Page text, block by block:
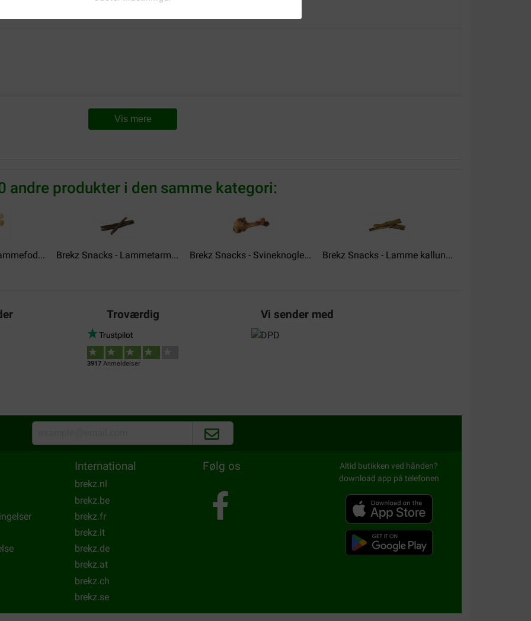
Vis mere
andre produkter i den samme kategori:
Brekz Snacks - Lammetarm... Brekz Snacks - Svineknogle... Brekz Snacks - Lamme kallun...
Troværdig
3917Anmeldelser
Vi sender med
International
brekz.nl
brekz.be
brekz.fr
brekz.it
brekz.de
brekz.at
brekz.ch
brekz.se
Følg os
Altid butikken ved hånden?
download app på telefonen